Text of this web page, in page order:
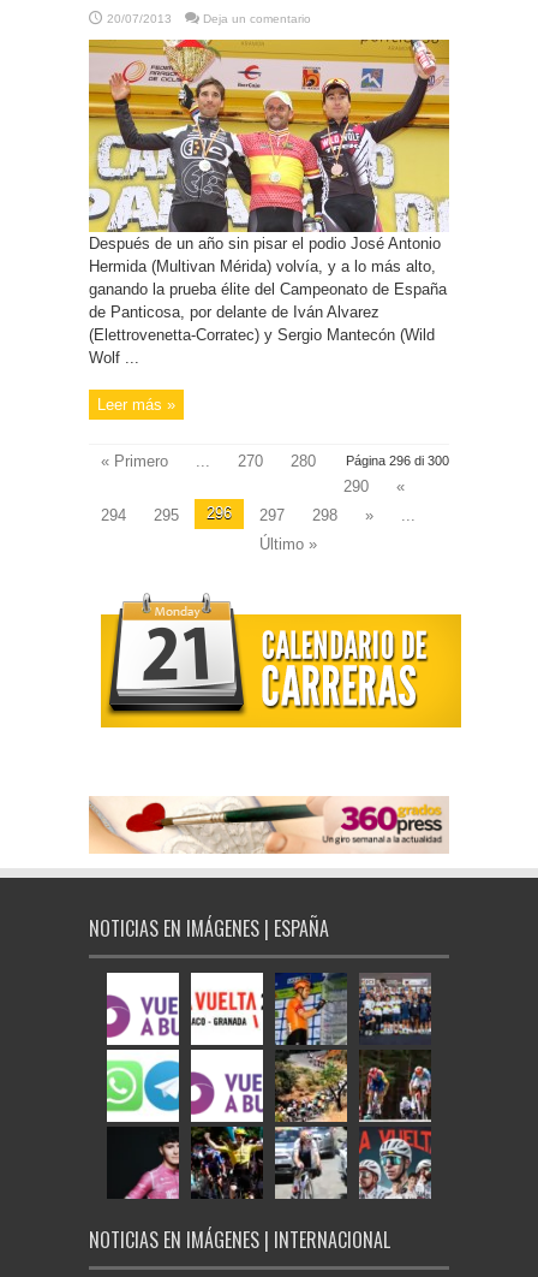
20/07/2013 Deja un comentario
Después de un año sin pisar el podio José Antonio
Hermida (Multivan Mérida) volvía, y a lo más alto,
ganando la prueba élite del Campeonato de España
de Panticosa, por delante de Iván Alvarez
(Elettrovenetta-Corratec) y Sergio Mantecón (Wild
Wolf ...
Leer más »
Página 296 di 300
« Primero ... 270
280
290
«
294
295 296 297 298 »
...
Último »
NOTICIAS EN IMÁGENES | ESPAÑA
NOTICIAS EN IMÁGENES | INTERNACIONAL